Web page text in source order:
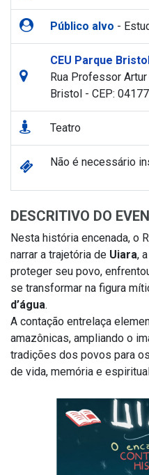
Público alvo -
CEU Parque Bristol
Rua Professor
Bristol - CEP:
Teatro
Não é necessário
DESCRITIVO DO
Nesta história encenada, o
narrar a trajetória de Uiara,
proteger seu povo,
se transformar na figura
d’água.
A contação entrelaça
amazônicas, ampliando o
tradições dos povos para
de vida, memória e